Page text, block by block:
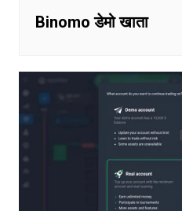
Binomo डेमो खाता